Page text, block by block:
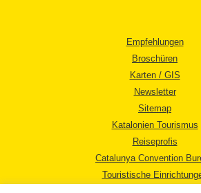
Empfehlungen
Broschüren
Karten / GIS
Newsletter
Sitemap
Katalonien Tourismus
Reiseprofis
Catalunya Convention
Touristische